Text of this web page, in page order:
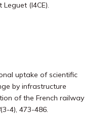
(I4CE).
uptake of scientific
by infrastructure
of the French railway
(3-4), 473-486.